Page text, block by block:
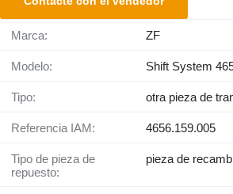
Marca: ZF
Modelo: Shift System
Tipo: otra pieza de
Referencia IAM: 4656.159.005
Tipo de pieza de
repuesto:
pieza de